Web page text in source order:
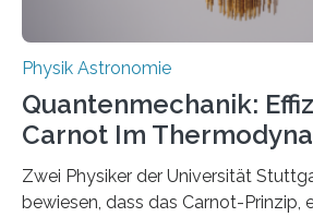
Physik Astronomie
Quantenmechanik:
Carnot Im
Zwei Physiker der Universität
bewiesen, dass das Carnot-Prinzip,